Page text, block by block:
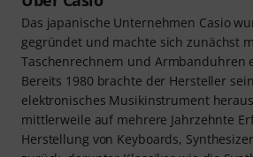
Das japanische Unternehmen Casio
gegründet und machte sich zunächst
Taschenrechnern und Armbanduhren
Bereits 1980 brachte der Hersteller
elektronisches Musikinstrument
mittlerweile auf mehrere Jahrzehnte
Herstellung von Keyboards,